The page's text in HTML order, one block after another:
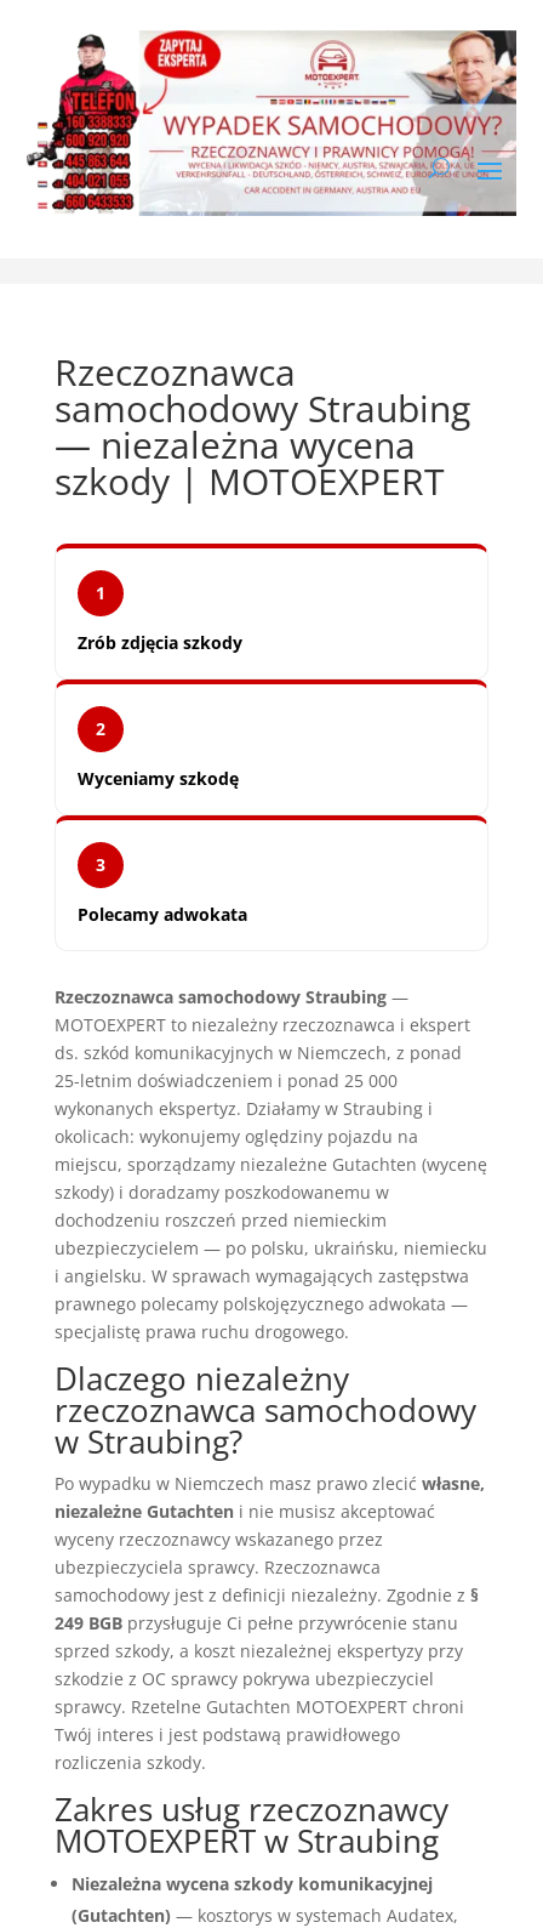
Rzeczoznawca
samochodowy Straubing
— niezależna wycena
szkody | MOTOEXPERT
1
Zrób zdjęcia szkody
2
Wyceniamy szkodę
3
Polecamy adwokata
Rzeczoznawca samochodowy Straubing—
MOTOEXPERT to niezależny rzeczoznawca i ekspert
ds. szkód komunikacyjnych w Niemczech, z ponad
25-letnim doświadczeniem i ponad 25 000
wykonanych ekspertyz. Działamy w Straubing i
okolicach: wykonujemy oględziny pojazdu na
miejscu, sporządzamy niezależne Gutachten (wycenę
szkody) i doradzamy poszkodowanemu w
dochodzeniu roszczeń przed niemieckim
ubezpieczycielem — po polsku, ukraińsku, niemiecku
i angielsku. W sprawach wymagających zastępstwa
prawnego polecamy polskojęzycznego adwokata —
specjalistę prawa ruchu drogowego.
Dlaczego niezależny
rzeczoznawca samochodowy
w Straubing?
Po wypadku w Niemczech masz prawo zlecić własne,
niezależne Gutachteni nie musisz akceptować
wyceny rzeczoznawcy wskazanego przez
ubezpieczyciela sprawcy. Rzeczoznawca
samochodowy jest z definicji niezależny. Zgodnie z §
249 BGBprzysługuje Ci pełne przywrócenie stanu
sprzed szkody, a koszt niezależnej ekspertyzy przy
szkodzie z OC sprawcy pokrywa ubezpieczyciel
sprawcy. Rzetelne Gutachten MOTOEXPERT chroni
Twój interes i jest podstawą prawidłowego
rozliczenia szkody.
Zakres usług rzeczoznawcy
MOTOEXPERT w Straubing
Niezależna wycena szkody komunikacyjnej
(Gutachten) — kosztorys w systemach Audatex,